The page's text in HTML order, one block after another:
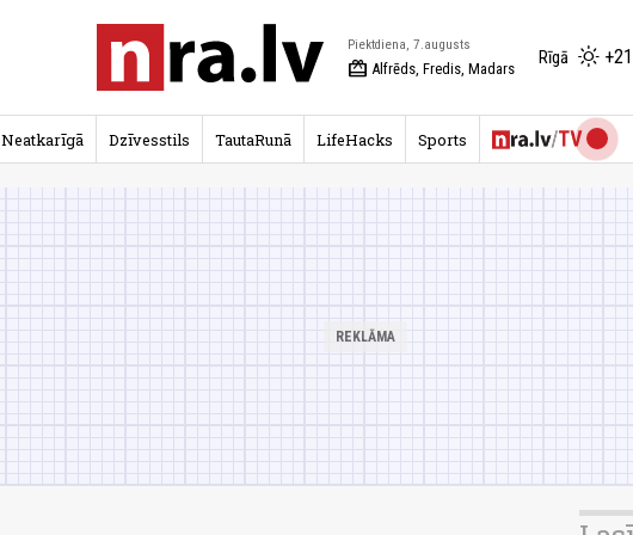
Piektdiena, 7.augusts
redeem Alfrēds, Fredis, Madars
Rīgā
Neatkarīgā Dzīvesstils TautaRunā LifeHacks Sports